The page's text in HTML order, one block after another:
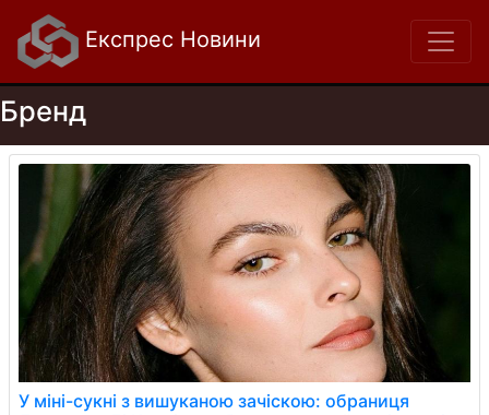
Експрес Новини
Бренд
У міні-сукні з вишуканою зачіскою: обраниця